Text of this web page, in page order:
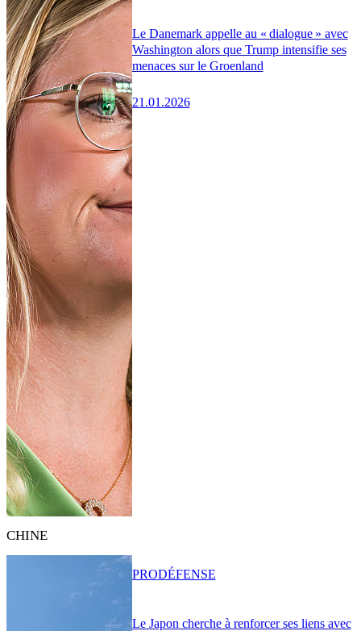
Le Danemark appelle au « dialogue » avec
Washington alors que Trump intensifie ses
menaces sur le Groenland
21.01.2026
CHINE
Le Japon cherche à renforcer ses liens avec
PRODÉFENSE